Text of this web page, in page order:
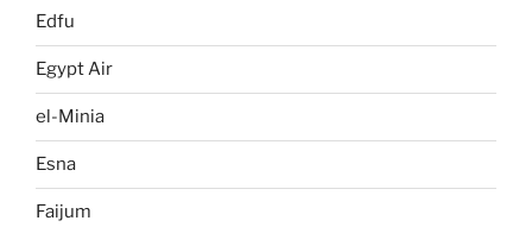
Edfu
Egypt Air
el-Minia
Esna
Faijum